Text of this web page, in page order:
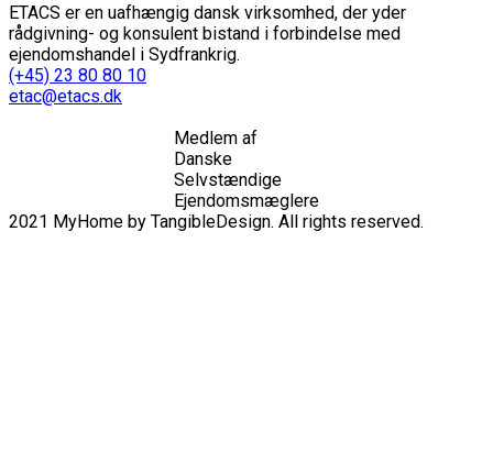
ETACS er en uafhængig dansk virksomhed, der yder
rådgivning- og konsulent bistand i forbindelse med
ejendomshandel i Sydfrankrig.
(+45) 23 80 80 10
etac@etacs.dk
Medlem af
Danske
Selvstændige
Ejendomsmæglere
2021 MyHome by TangibleDesign. All rights reserved.